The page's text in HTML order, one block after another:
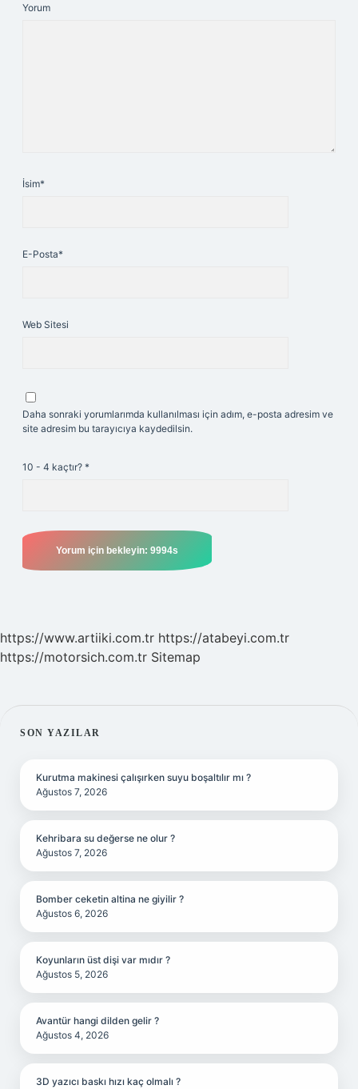
Yorum
İsim*
E-Posta*
Web Sitesi
Daha sonraki yorumlarımda kullanılması için adım, e-posta adresim ve
site adresim bu tarayıcıya kaydedilsin.
10 - 4 kaçtır? *
https://www.artiiki.com.tr https://atabeyi.com.tr
https://motorsich.com.tr Sitemap
SIDEBAR
SON YAZILAR
Kurutma makinesi çalışırken suyu boşaltılır mı ?
Ağustos 7, 2026
Kehribara su değerse ne olur ?
Ağustos 7, 2026
Bomber ceketin altina ne giyilir ?
Ağustos 6, 2026
Koyunların üst dişi var mıdır ?
Ağustos 5, 2026
Avantür hangi dilden gelir ?
Ağustos 4, 2026
3D yazıcı baskı hızı kaç olmalı ?